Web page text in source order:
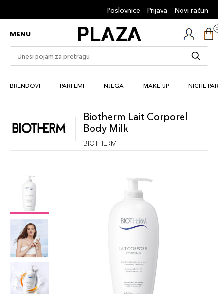
Poslovnice Prijava Novi račun
MENU
BRENDOVI PARFEMI NJEGA MAKE-UP NICHE
Biotherm Lait Corporel
Body Milk
BIOTHERM